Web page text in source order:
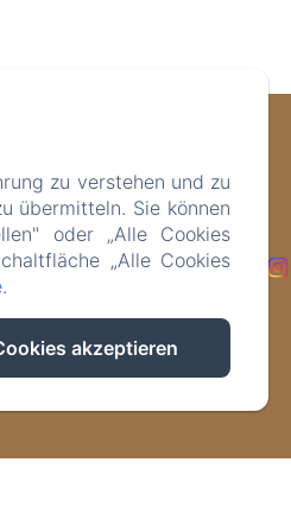
si è
energetico, è
è stato
sicurezza,
e innovazione
zu verstehen und zu
übermitteln. Sie können
oder „Alle Cookies
„Alle Cookies
.
akzeptieren